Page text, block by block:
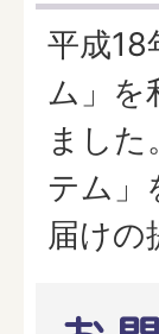
平成18
ム」を
まし
テム」
届けの